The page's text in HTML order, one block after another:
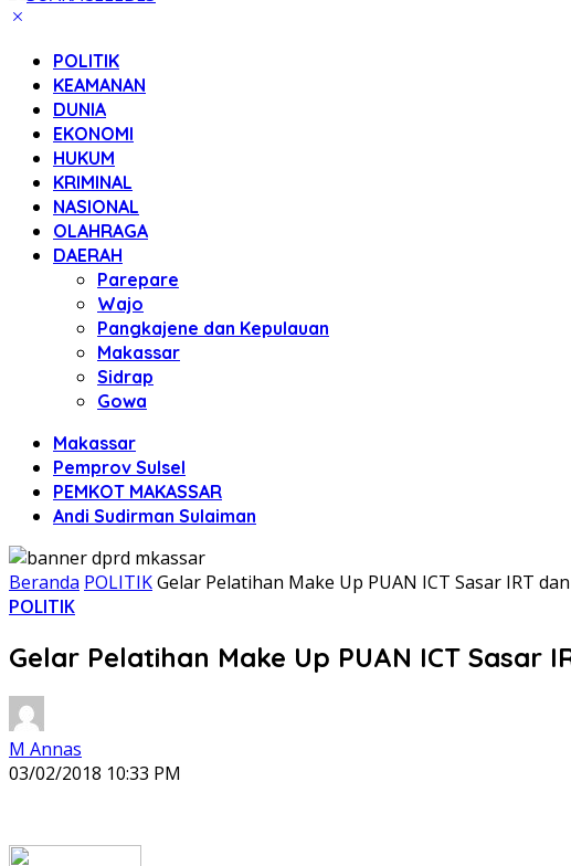
POLITIK
KEAMANAN
DUNIA
EKONOMI
HUKUM
KRIMINAL
NASIONAL
OLAHRAGA
DAERAH
Parepare
Wajo
Pangkajene dan Kepulauan
Makassar
Sidrap
Gowa
Makassar
Pemprov Sulsel
PEMKOT MAKASSAR
Andi Sudirman Sulaiman
Beranda POLITIKGelar Pelatihan Make Up PUAN ICT Sasar IRT
POLITIK
Gelar Pelatihan Make Up PUAN ICT Sasar
M Annas
03/02/2018 10:33 PM